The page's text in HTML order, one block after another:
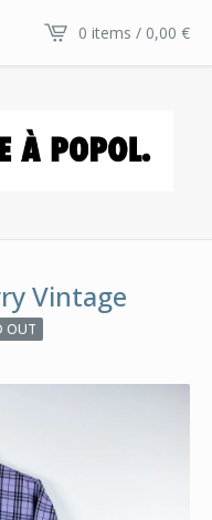
0 items / 0,00 €
Vintage
OUT